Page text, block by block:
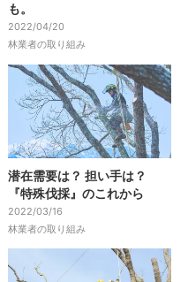
も。
2022/04/20
林業者の取り組み
潜在需要は？ 担い手は？
『特殊伐採』のこれから
2022/03/16
林業者の取り組み